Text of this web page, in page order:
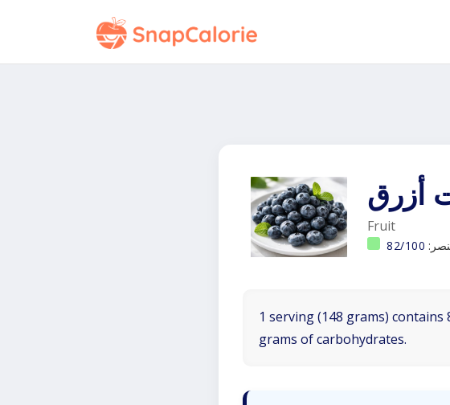
أزرق
Fruit
82/100
1 serving (148 grams)
grams of carbohydrates.